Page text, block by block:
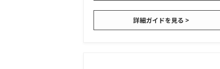
詳細ガイドを見る >